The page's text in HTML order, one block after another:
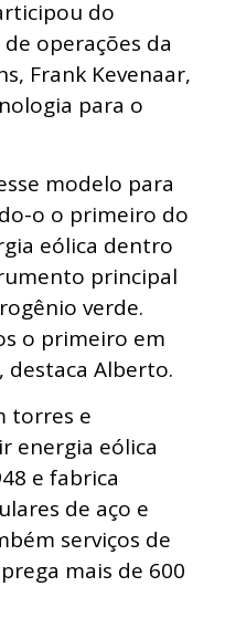
do
operações da
Frank Kevenaar,
para o
modelo para
o o primeiro do
eólica dentro
principal
verde.
o primeiro em
destaca Alberto.
torres e
energia eólica
e fabrica
de aço e
serviços de
mais de 600